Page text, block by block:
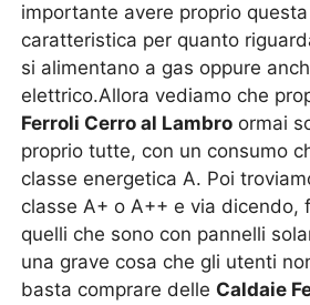
importante avere proprio questa
caratteristica per quanto
si alimentano a gas oppure
elettrico.Allora vediamo che
Ferroli Cerro al Lambro ormai
proprio tutte, con un consumo
classe energetica A. Poi
classe A+ o A++ e via dicendo,
quelli che sono con pannelli
una grave cosa che gli utenti
basta comprare delle Caldaie